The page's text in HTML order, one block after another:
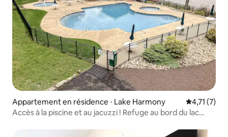
Appartement en résidence ⋅ Lake Harmony Évaluation
4,71 (7)
Accès à la piscine et au jacuzzi ! Refuge au bord du lac